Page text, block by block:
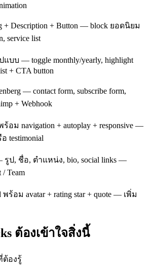
+ Description + Button — block ยอดนิยม
service list
แบบ — toggle monthly/yearly, highlight
+ CTA button
— contact form, subscribe form,
+ Webhook
ร้อม navigation + autoplay + responsive —
testimonial
รูป, ชื่อ, ตำแหน่ง, bio, social links —
Team
พร้อม avatar + rating star + quote — เพิ่ม
ต้องเข้าใจสิ่งนี้
ต้องรู้